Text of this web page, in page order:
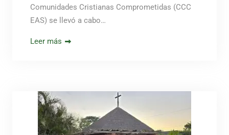
Comunidades Cristianas Comprometidas (CCC
EAS) se llevó a cabo…
Leer más